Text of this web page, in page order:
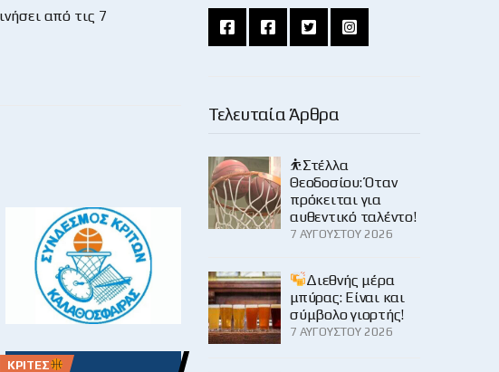
από τις 7
ΚΡΙΤΈΣ
Τελευταία Άρθρα
⛹️Στέλλα
Θεοδοσίου: Όταν
πρόκειται για
αυθεντικό ταλέντο!
7 ΑΥΓΟΎΣΤΟΥ 2026
Διεθνής μέρα
μπύρας: Είναι και
σύμβολο γιορτής!
7 ΑΥΓΟΎΣΤΟΥ 2026